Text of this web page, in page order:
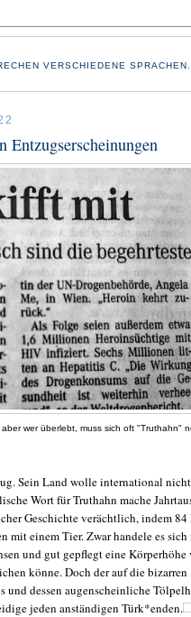
VERSCHIEDENE
Entzugserscheinungen
wer überlebt, muss sich oft "Truthahn"
Sein Land wolle international
Wort für Truthahn mache
Geschichte verächtlich, indem
mit einem Tier. Zwar handele es
und gut gepflegt eine
könne. Doch der auf die bizarren
und dessen augenscheinliche
jeden anständigen Türk*enden.